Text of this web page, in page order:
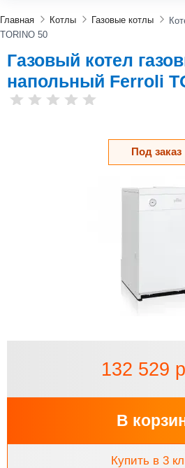
Главная Котлы Газовые котлы
TORINO 50
Газовый котел
напольный Ferroli
Под заказ
132 529
В
Купить в 3